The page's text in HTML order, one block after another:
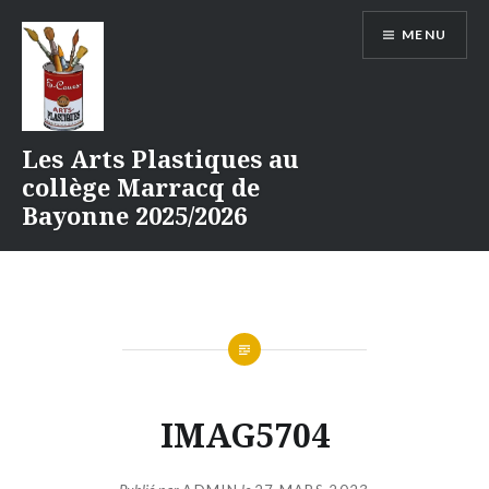
contenu
Les Arts Plastiques au
collège Marracq de
Bayonne 2025/2026
MENU
IMAG5704